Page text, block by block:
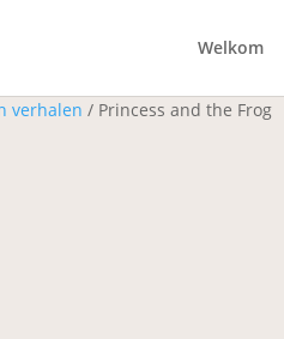
Welkom
verhalen / Princess and the Frog